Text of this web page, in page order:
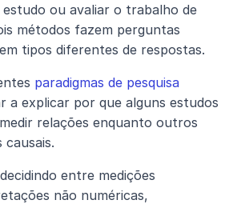
ou avaliar o trabalho de
métodos fazem perguntas
tipos diferentes de respostas.
paradigmas de pesquisa
a explicar por que alguns estudos
relações enquanto outros
entre medições
não numéricas,